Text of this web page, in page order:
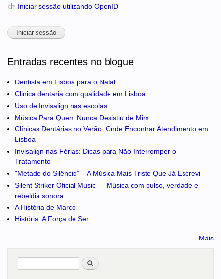
Iniciar sessão utilizando OpenID
Entradas recentes no blogue
Dentista em Lisboa para o Natal
Clinica dentaria com qualidade em Lisboa
Uso de Invisalign nas escolas
Música Para Quem Nunca Desistiu de Mim
Clínicas Dentárias no Verão: Onde Encontrar Atendimento em
Lisboa
Invisalign nas Férias: Dicas para Não Interromper o
Tratamento
"Metade do Silêncio" _ A Música Mais Triste Que Já Escrevi
Silent Striker Oficial Music — Música com pulso, verdade e
rebeldia sonora
A História de Marco
História: A Força de Ser
Mais
Pesquisar